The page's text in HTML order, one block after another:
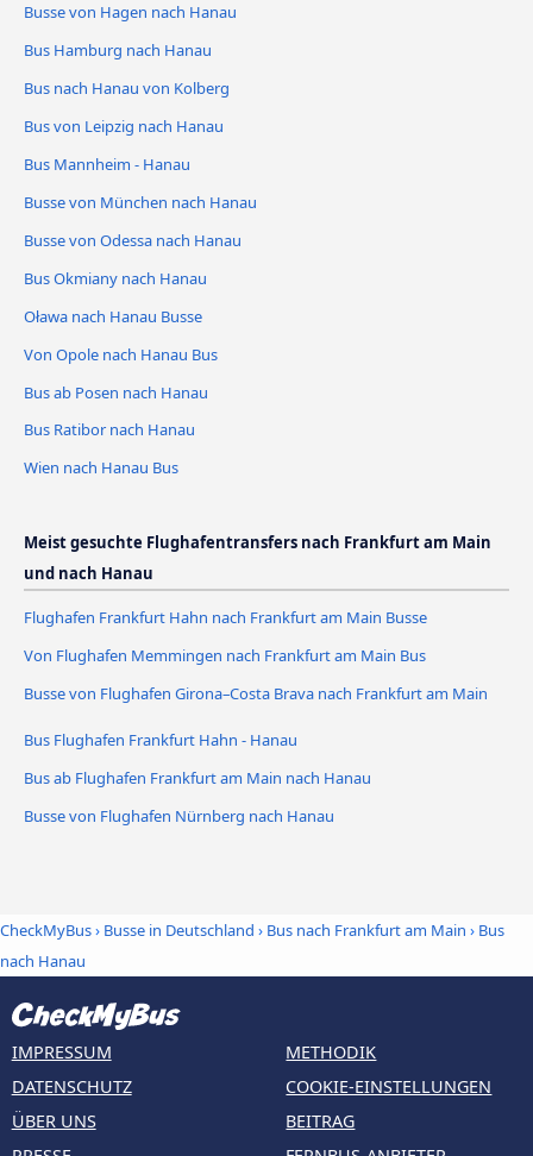
Busse von Hagen nach Hanau
Bus Hamburg nach Hanau
Bus nach Hanau von Kolberg
Bus von Leipzig nach Hanau
Bus Mannheim - Hanau
Busse von München nach Hanau
Busse von Odessa nach Hanau
Bus Okmiany nach Hanau
Oława nach Hanau Busse
Von Opole nach Hanau Bus
Bus ab Posen nach Hanau
Bus Ratibor nach Hanau
Wien nach Hanau Bus
Meist gesuchte Flughafentransfers nach Frankfurt am Main
und nach Hanau
Flughafen Frankfurt Hahn nach Frankfurt am Main Busse
Von Flughafen Memmingen nach Frankfurt am Main Bus
Busse von Flughafen Girona–Costa Brava nach Frankfurt am Main
Bus Flughafen Frankfurt Hahn - Hanau
Bus ab Flughafen Frankfurt am Main nach Hanau
Busse von Flughafen Nürnberg nach Hanau
CheckMyBus› Busse in Deutschland › Bus nach Frankfurt am Main › Bus
nach Hanau
IMPRESSUM
DATENSCHUTZ
ÜBER UNS
METHODIK
COOKIE-EINSTELLUNGEN
BEITRAG